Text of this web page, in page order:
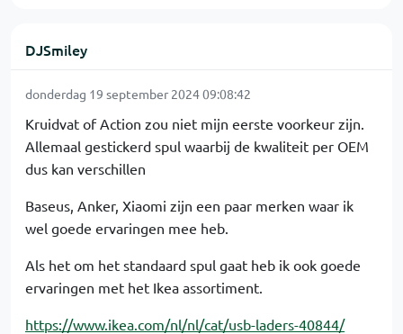
DJSmiley
donderdag 19 september 2024 09:08:42
Kruidvat of Action zou niet mijn eerste voorkeur zijn.
Allemaal gestickerd spul waarbij de kwaliteit per OEM
dus kan verschillen
Baseus, Anker, Xiaomi zijn een paar merken waar ik
wel goede ervaringen mee heb.
Als het om het standaard spul gaat heb ik ook goede
ervaringen met het Ikea assortiment.
https://www.ikea.com/nl/nl/cat/usb-laders-40844/